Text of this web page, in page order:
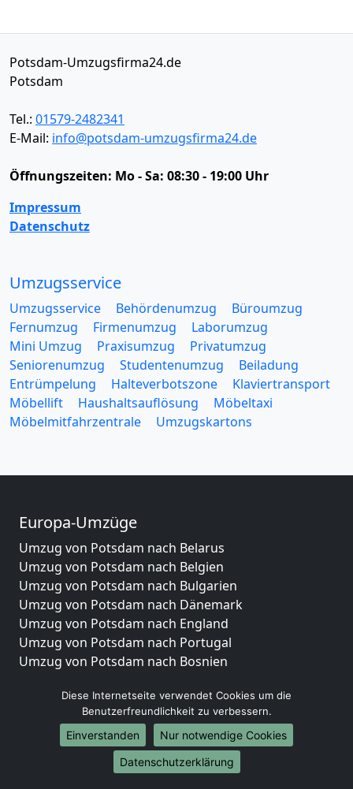
Potsdam-Umzugsfirma24.de
Potsdam
Tel.: 01579-2482341
E-Mail: info@potsdam-umzugsfirma24.de
Öffnungszeiten: Mo - Sa: 08:30 - 19:00 Uhr
Impressum
Datenschutz
Umzugsservice
Umzugsservice Behördenumzug
Büroumzug
Fernumzug
Firmenumzug
Laborumzug
Mini Umzug
Praxisumzug
Privatumzug
Seniorenumzug
Studentenumzug
Beiladung
Entrümpelung
Halteverbotszone
Klaviertransport
Möbellift
Haushaltsauflösung
Möbeltaxi
Möbelmitfahrzentrale
Umzugskartons
Europa-Umzüge
Umzug von Potsdam nach Belarus
Umzug von Potsdam nach Belgien
Umzug von Potsdam nach Bulgarien
Umzug von Potsdam nach Dänemark
Umzug von Potsdam nach England
Umzug von Potsdam nach Portugal
Umzug von Potsdam nach Bosnien
Umzug von Potsdam nach Irland
Umzug von Potsdam nach Lettland
Umzug von Potsdam nach Zypern
Umzug von Potsdam nach Kroatien
Umzug von Potsdam nach Estland
Diese Internetseite verwendet Cookies um die
Benutzerfreundlichkeit zu verbessern.
Einverstanden
Nur notwendige Cookies
Datenschutzerklärung